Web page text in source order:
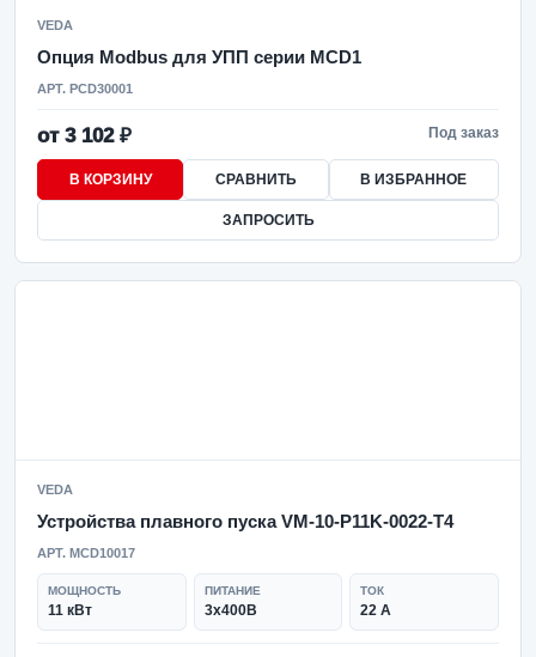
VEDA
Опция Modbus для УПП серии MCD1
АРТ. PCD30001
от 3 102 ₽ Под заказ
В КОРЗИНУ СРАВНИТЬ В ИЗБРАННОЕ
ЗАПРОСИТЬ
VEDA
Устройства плавного пуска VM-10-P11K-0022-T4
АРТ. MCD10017
МОЩНОСТЬ
11 кВт
ПИТАНИЕ
3x400В
ТОК
22 А